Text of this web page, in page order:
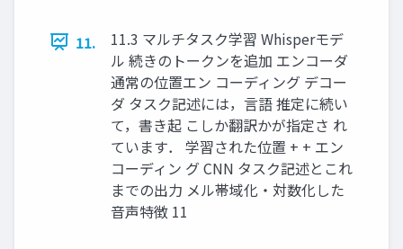
11.
11.3 マルチタスク学習 Whisperモデ
ル 続きのトークンを追加 エンコーダ
通常の位置エン コーディング デコー
ダ タスク記述には，言語 推定に続い
て，書き起 こしか翻訳かが指定さ れ
ています． 学習された位置 + + エン
コーディン グ CNN タスク記述とこれ
までの出力 メル帯域化・対数化した
音声特徴 11